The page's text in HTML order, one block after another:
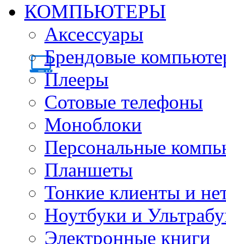
КОМПЬЮТЕРЫ
Аксессуары
Брендовые
Плееры
Сотовые телефоны
Моноблоки
Персональные
Планшеты
Тонкие клиенты и
Ноутбуки и
Электронные книги